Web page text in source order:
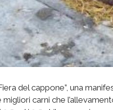
del cappone”, una
carni che